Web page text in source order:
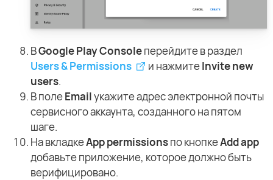
ВGoogle Play Consoleперейдите в раздел
Users & Permissions
и нажмитеInvite new
users.
В полеEmailукажите адрес электронной почты
сервисного аккаунта, созданного на пятом
шаге.
На вкладкеApp permissionsпо кнопкеAdd app
добавьте приложение, которое должно быть
верифицировано.